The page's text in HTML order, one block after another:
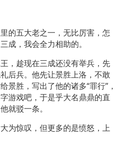
五大老之一，无比厉害，怎
成，我会全力相助的。
趁现在三成还没有举兵，先
后兵。他先让景胜上洛，不敢
景胜，写出了他的诸多“罪行”，
游戏吧，于是乎大名鼎鼎的直
就驳一条。
惊叹，但更多的是愤怒，上